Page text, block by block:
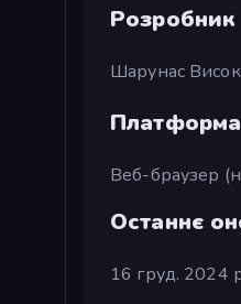
Розробник
Шарунас
Платформа
Веб-браузер
Останнє
16 груд. 2024